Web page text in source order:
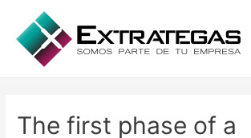
The first phase of a